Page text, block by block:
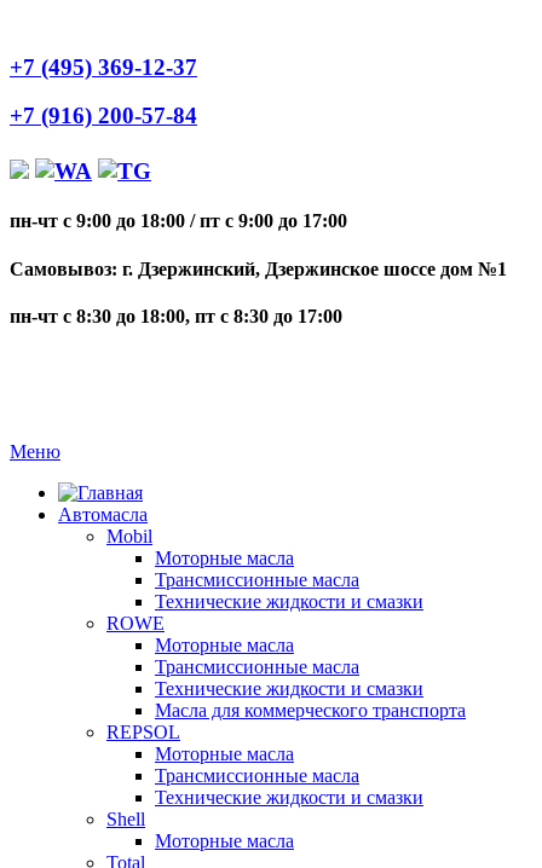
+7 (495) 369-12-37
+7 (916) 200-57-84
пн-чт с 9:00 до 18:00 /пт с 9:00 до 17:00
Самовывоз: г. Дзержинский, Дзержинское шоссе дом №1
пн-чт с 8:30 до 18:00, пт с 8:30 до 17:00
Меню
Автомасла
Mobil
Моторные масла
Трансмиссионные масла
Технические жидкости и смазки
ROWE
Моторные масла
Трансмиссионные масла
Технические жидкости и смазки
Масла для коммерческого транспорта
REPSOL
Моторные масла
Трансмиссионные масла
Технические жидкости и смазки
Shell
Моторные масла
Total